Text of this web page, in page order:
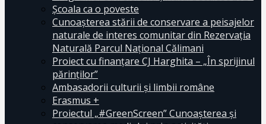
Școala ca o poveste
Cunoaşterea stării de conservare a peisajelor
naturale de interes comunitar din Rezervaţia
Naturală Parcul Naţional Călimani
Proiect cu finanţare CJ Harghita – „În sprijinul
părinţilor”
Ambasadorii culturii și limbii române
Erasmus +
Proiectul „#GreenScreen” Cunoașterea şi